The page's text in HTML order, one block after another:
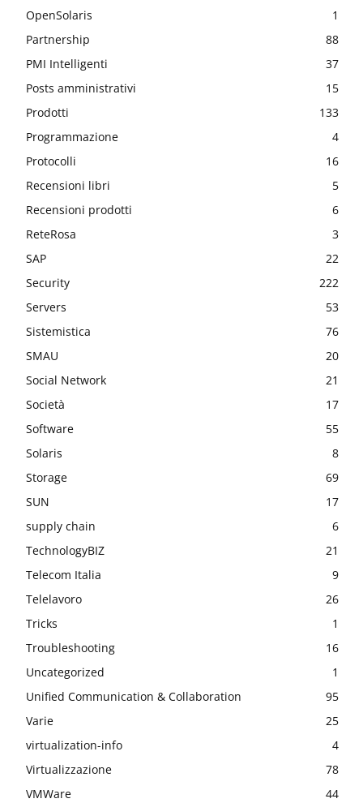
OpenSolaris
1
Partnership
88
PMI Intelligenti
37
Posts amministrativi
15
Prodotti
133
Programmazione
4
Protocolli
16
Recensioni libri
5
Recensioni prodotti
6
ReteRosa
3
SAP
22
Security
222
Servers
53
Sistemistica
76
SMAU
20
Social Network
21
Società
17
Software
55
Solaris
8
Storage
69
SUN
17
supply chain
6
TechnologyBIZ
21
Telecom Italia
9
Telelavoro
26
Tricks
1
Troubleshooting
16
Uncategorized
1
Unified Communication & Collaboration
95
Varie
25
virtualization-info
4
Virtualizzazione
78
VMWare
44